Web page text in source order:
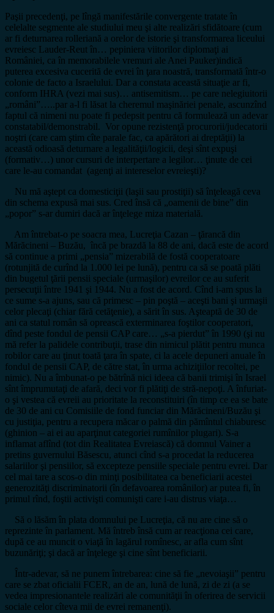
Paşii precedenţi, pe lîngă manifestările convergente tratate în
celelalte segmente ale studiului meu şi alte realizări sfidătoare (cum
ar fi deturnarea rolleriană a orelor de istorie şi transformarea liceului
evreiesc Lauder-Reut în… pepiniera viitorilor diplomaţi ai
României, ca în memorabilele vremuri ale Anei Pauker)indică
puterea excesiva cucerită de evrei în ţara noastră, transformată într-o
colonie de facto a Israelului. Dar a constata această situaţie ar fi,
conform IHRA (vezi mai sus)… antisemitism… pe care nelegiuitorii
„români”…..par a-l fi lăsat la cheremul maşinăriei penale, ascunzînd
faptul că nimeni nu poate fi pedepsit pentru că formulează un adevar
constatabil/demonstrabil. Vor opune rezistenţă procurorii/judecatorii
noştri (care cam ştim cîte parale fac, ca apărători ai dreptăţii) la
această odioasă deturnare a legalităţii/logicii, deşi sînt expuşi
(formativ…) unor cursuri de interpertare a legilor… ţinute de cei
care le-au comandat (agenţi ai intereselor evreieşti)?
Nu mă aştept ca domesticiţii (laşii sau prostiţii) să înţeleagă ceva
din schema expusă mai sus. Cred însă că „oamenii de bine” din
„popor” s-ar dumiri dacă ar înţelege miza materială.
Am întrebat-o pe soacra mea, Lucreţia Cazan – ţărancă din
Mărăcineni – Buzău, încă pe brazdă la 88 de ani, dacă este de acord
să continue a primi „pensia” mizerabilă de fostă cooperatoare
(rotunjită de curînd la 1.000 lei pe lună), pentru ca să se poată plăti
din bugetul ţării pensii speciale (urmaşilor) evreilor ce au suferit
persecuţii între 1941 şi 1944. Nu a fost de acord. Cînd i-am spus la
ce sume s-a ajuns, sau că primesc – pin poştă – aceşti bani şi urmaşii
celor plecaţi (chiar fără cetăţenie), a sărit în sus. Aşteaptă de 30 de
ani ca statul român să oprească exterminarea foştilor cooperatori,
dînd peste fondul de pensii CAP care… „s-a pierdut” în 1990 (şi nu
mă refer la palidele contribuţii, trase din nimicul plătit pentru munca
robilor care au ţinut toată ţara în spate, ci la acele depuneri anuale în
fondul de pensii CAP, de către stat, în urma achiziţiilor recoltei, pe
nimic). Nu a îmbunat-o pe bătrînă nici ideea că banii trimişi în Israel
sînt împrumutaţi de afară, deci vor fi plătiţi de stră-nepoţi. A înfuriat-
o şi vestea că evreii au prioritate la reconstituiri (în timp ce ea se bate
de 30 de ani cu Comisiile de fond funciar din Mărăcineni/Buzău şi
cu justiţia, pentru a recupera măcar o palmă din pămîntul chiaburesc
(ghinion – ai ei au aparţinut categoriei rumînilor plugari). S-a
inflamat aflînd (tot din Realitatea Evreiască) că domnul Vainer a
pretins guvernului Băsescu, atunci cînd s-a procedat la reducerea
salariilor şi pensiilor, să excepteze pensiile speciale pentru evrei. Dar
cel mai tare a scos-o din minţi posibilitatea ca beneficiarii acestei
generozităţi discriminatorii (în defavoarea românilor) ar putea fi, în
primul rînd, foştii activişti comunişti care i-au distrus viaţa…
Să o lăsăm în plata domnului pe Lucreţia, că nu are cine să o
reprezinte în parlament. Mă întreb însă cum ar reacţiona cei care,
după ce au muncit o viaţă în lagărul romînesc, ar afla cum sînt
buzunăriţi; şi dacă ar înţelege şi cine sînt beneficiarii.
Într-adevar, să ne punem întrebarea: cine să fie „nevoiaşii” pentru
care se zbat oficialii FCER, an de an, lună de lună, zi de zi (a se
vedea impresionantele realizări ale comunităţii în oferirea de servicii
sociale celor cîteva mii de evrei remanenţi).